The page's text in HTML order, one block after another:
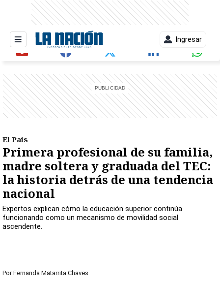
Ingresar
El País
Primera profesional de su familia,
madre soltera y graduada del TEC:
la historia detrás de una tendencia
nacional
Expertos explican cómo la educación superior continúa
funcionando como un mecanismo de movilidad social
ascendente.
Por Fernanda Matarrita Chaves